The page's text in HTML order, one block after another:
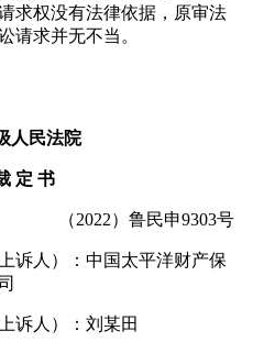
求权没有法律依据，原审法
请求并无不当。
人民法院
定 书
（2022）鲁民申9303号
诉人）：中国太平洋财产保
诉人）：刘某田